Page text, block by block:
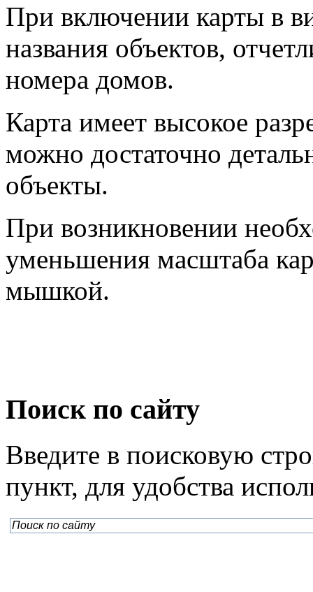
При включении карты в
названия объектов,
номера домов.
Карта имеет высокое
можно достаточно
объекты.
При возникновении
уменьшения масштаба
мышкой.
Поиск по сайту
Введите в поисковую
пункт, для удобства